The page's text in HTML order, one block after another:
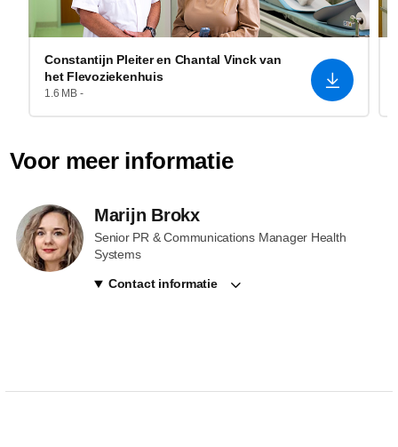
Constantijn Pleiter en Chantal Vinck van
het Flevoziekenhuis
1.6 MB -
Voor meer informatie
Marijn Brokx
Senior PR & Communications Manager Health
Systems
Contact informatie